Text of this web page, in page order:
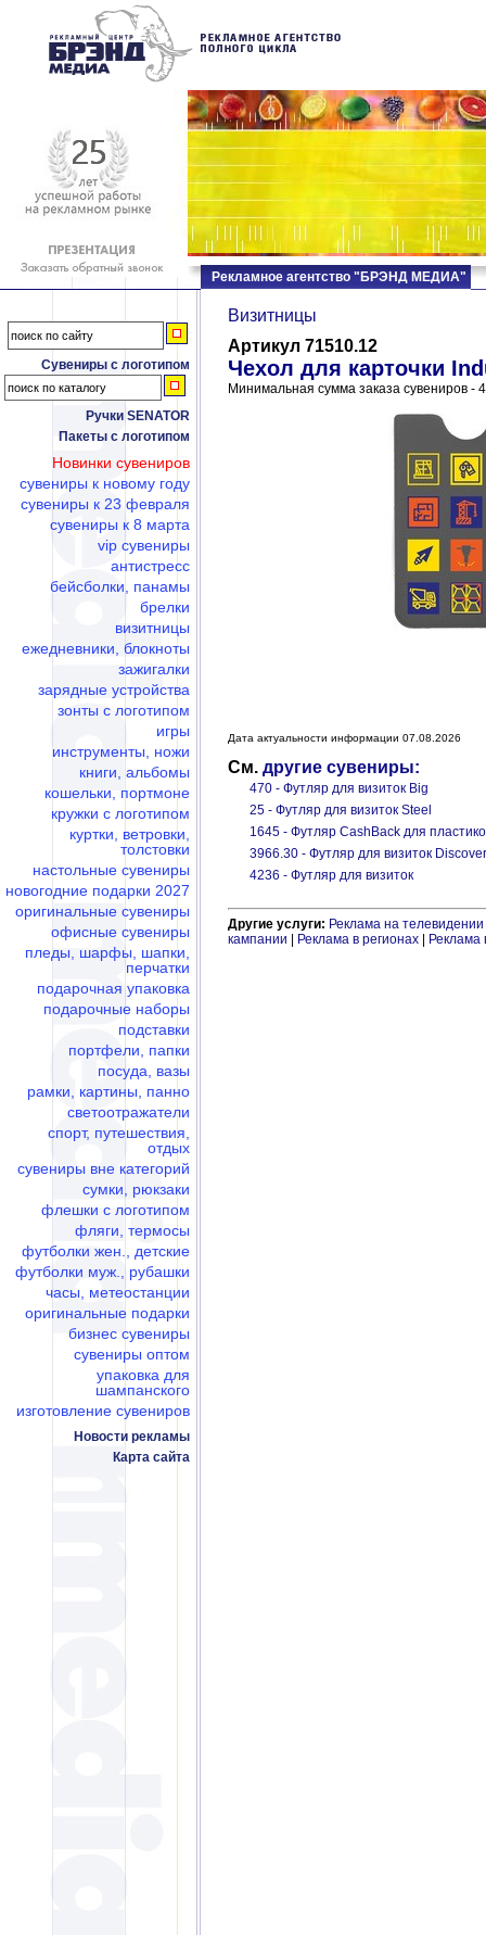
Сувениры с логотипом
Ручки SENATOR
Пакеты с логотипом
Новинки сувениров
сувениры к новому году
сувениры к 23 февраля
сувениры к 8 марта
vip сувениры
антистресс
бейсболки, панамы
брелки
визитницы
ежедневники, блокноты
зажигалки
зарядные устройства
зонты с логотипом
игры
инструменты, ножи
книги, альбомы
кошельки, портмоне
кружки с логотипом
куртки, ветровки,
толстовки
настольные сувениры
новогодние подарки 2027
оригинальные сувениры
офисные сувениры
пледы, шарфы, шапки,
перчатки
подарочная упаковка
подарочные наборы
подставки
портфели, папки
посуда, вазы
рамки, картины, панно
светоотражатели
спорт, путешествия,
отдых
сувениры вне категорий
сумки, рюкзаки
флешки c логотипом
фляги, термосы
футболки жен., детские
футболки муж., рубашки
часы, метеостанции
оригинальные подарки
бизнес сувениры
сувениры оптом
упаковка для
шампанского
изготовление сувениров
Новости рекламы
Карта сайта
Рекламное агентство "БРЭНД МЕДИА"
Визитницы
Артикул 71510.12
Чехол для карточки
Минимальная сумма заказа сувениров -
Дата актуальности информации 07.08.2026
См. другие сувениры:
470 - Футляр для визиток Big
25 - Футляр для визиток Steel
1645 - Футляр CashBack для
3966.30 - Футляр для визиток
4236 - Футляр для визиток
Другие услуги: Реклама на телевидении
кампании
Реклама в регионах Реклама